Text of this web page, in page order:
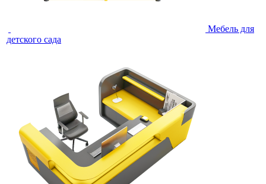
Мебель для
детского сада